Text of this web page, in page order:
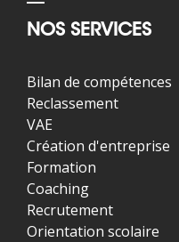
NOS SERVICES
Bilan de compétences
Reclassement
VAE
Création d'entreprise
Formation
Coaching
Recrutement
Orientation scolaire